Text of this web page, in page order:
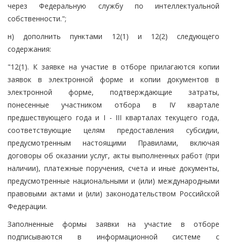
через Федеральную службу по интеллектуальной
собственности.";
н) дополнить пунктами 12(1) и 12(2) следующего
содержания:
"12(1). К заявке на участие в отборе прилагаются копии
заявок в электронной форме и копии документов в
электронной форме, подтверждающие затраты,
понесенные участником отбора в IV квартале
предшествующего года и I - III кварталах текущего года,
соответствующие целям предоставления субсидии,
предусмотренным настоящими Правилами, включая
договоры об оказании услуг, акты выполненных работ (при
наличии), платежные поручения, счета и иные документы,
предусмотренные национальными и (или) международными
правовыми актами и (или) законодательством Российской
Федерации.
Заполненные формы заявки на участие в отборе
подписываются в информационной системе с